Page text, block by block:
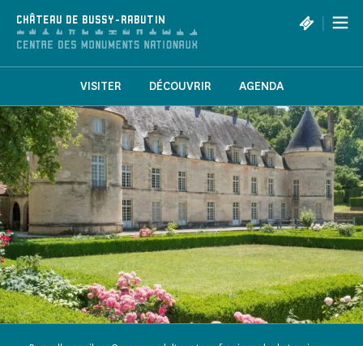
CHÂTEAU DE BUSSY-RABUTIN |
VISITER DÉCOUVRIR AGENDA